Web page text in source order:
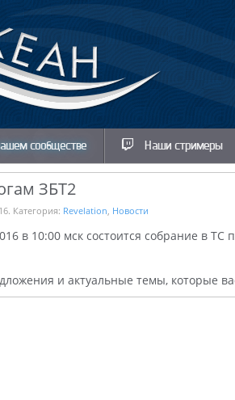
сообществе Наши стримеры
ЗБТ2
. Категория: Revelation, Новости
в 10:00 мск состоится собрание в ТС
и актуальные темы, которые